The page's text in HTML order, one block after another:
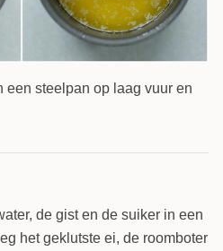
een steelpan op laag vuur en
de gist en de suiker in een
het geklutste ei, de roomboter